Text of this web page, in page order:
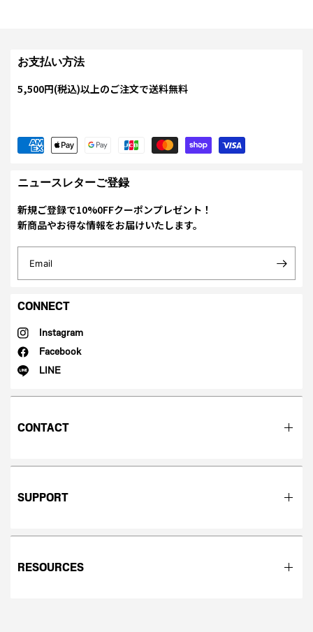
お支払い方法
5,500円(税込)以上のご注文で送料無料
ニュースレターご登録
新規ご登録で10%0FFクーポンプレゼント！
新商品やお得な情報をお届けいたします。
Email
CONNECT
Instagram
Facebook
LINE
CONTACT
SUPPORT
RESOURCES